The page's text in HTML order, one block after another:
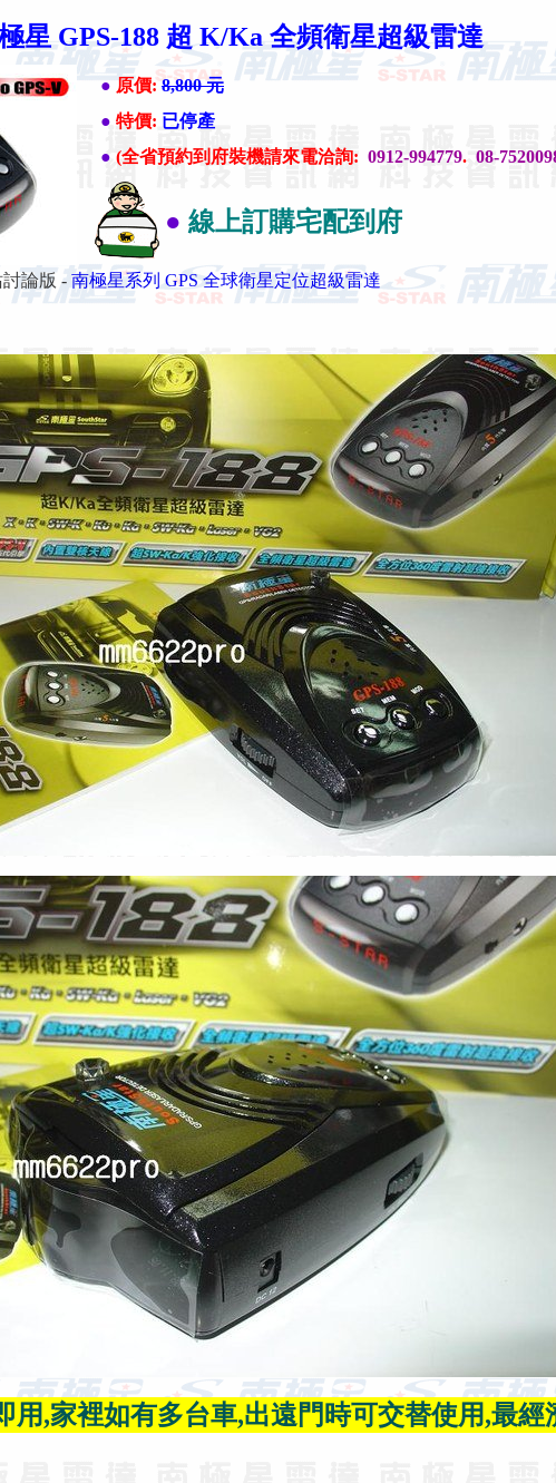
星 GPS-188 超 K/Ka 全頻衛星超級雷達
●原價:8,800 元
● 特價: 已停產
● (全省預約到府裝機請來電洽詢: 0912-994779. 08-
● 線上訂購宅配到府
論版 - 南極星系列 GPS 全球衛星定位超級雷達
用,家裡如有多台車,出遠門時可交替使用,最經